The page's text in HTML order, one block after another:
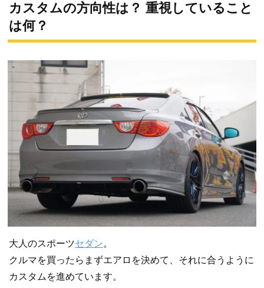
カスタムの方向性は？ 重視していること
は何？
大人のスポーツセダン。
クルマを買ったらまずエアロを決めて、それに合うように
カスタムを進めています。